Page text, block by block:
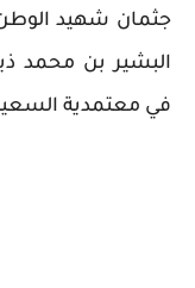
جثمان شهيد
البشير بن محمد
في معتمدية